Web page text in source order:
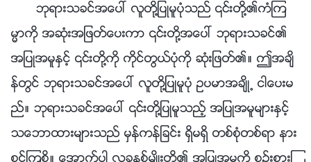
ဘုရားသခင္အေပၚ လူတို႔ျပဳမူပုံသည္ ၎တို႔၏ကံၾက
မၼာကို အဆုံးအျဖတ္ေပးကာ ၎တို႔အေပၚ ဘုရားသခင္၏
အျပဳအမူႏွင့္ ၎တို႔ကို ကိုင္တြယ္ပုံကို ဆုံးျဖတ္၏။ ဤအခ်ိ
န္တြင္ ဘုရားသခင္အေပၚ လူတို႔ျပဳမူပုံ ဥပမာအခ်ိဳ႕ ငါေပးမ
ည္။ ဘုရားသခင္အေပၚ ၎တို႔ျပဳမူသည့္ အျပဳအမူမ်ားႏွင့္
သေဘာထားမ်ားသည္ မွန္ကန္ျခင္း ရွိမရွိ တစ္စုံတစ္ရာ နား